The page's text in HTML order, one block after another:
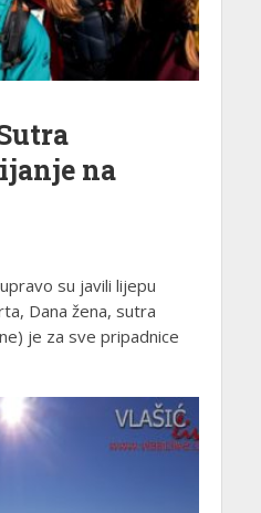
na
su javili lijepu
Dana žena, sutra
je za sve pripadnice